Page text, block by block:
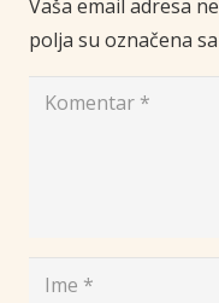
Vaša email adresa
polja su označena sa